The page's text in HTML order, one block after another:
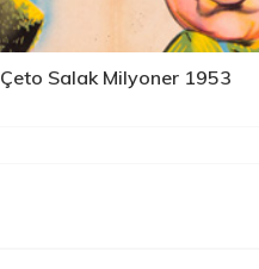
Çeto Salak Milyoner 1953